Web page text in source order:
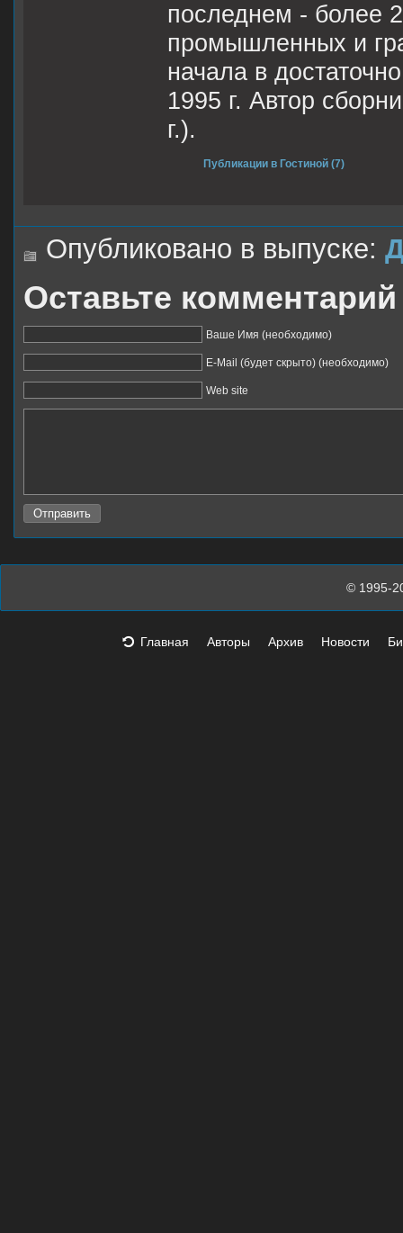
последнем - более
промышленных и
начала в
1995 г. Автор
г.).
Публикации в Гостиной (7)
Опубликовано в выпуске:
Оставьте комментарий
Ваше Имя (необходимо)
E-Mail (будет скрыто) (необходимо)
Web site
© 1995-
Главная Авторы Архив Новости